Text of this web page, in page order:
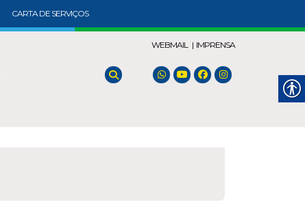
CARTA DE SERVIÇOS
WEBMAIL | IMPRENSA